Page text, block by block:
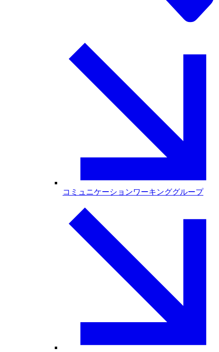
コミュニケーションワーキンググループ